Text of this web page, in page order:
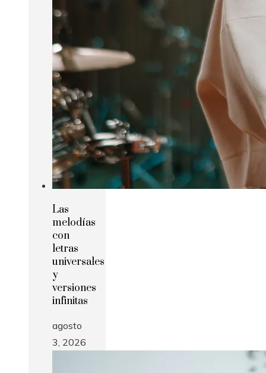
Las
melodías
con
letras
universales
y
versiones
infinitas
agosto
3, 2026